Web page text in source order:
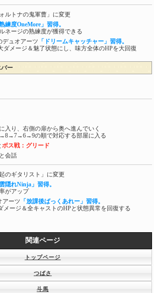
ルトナの鬼軍曹」に変更
熟練度OneMore」習得。
ネージの熟練度が獲得できる
デュオアーツ 「ドリームキャッチャー」習得。
ダメージ＆魅了状態にし、味方全体のHPを大回復
ー
入り、右側の扉から奥へ進んでいく
の順で対応する部屋に入る
ボス戦：グリード
会話
のギタリスト」に変更
雲隠れNinja」習得。
がアップ
アーツ 「放課後ばっくあれー」習得。
メージ＆全キャストのHPと状態異常を回復する
関連ページ
トップページ
つばさ
斗馬